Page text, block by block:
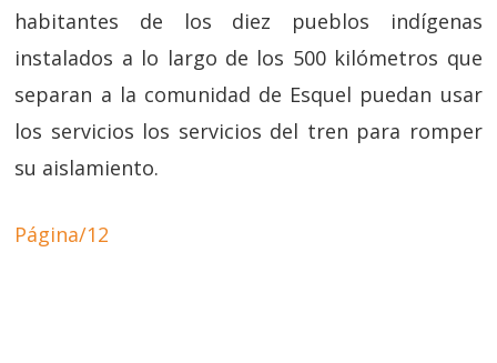
habitantes de los diez pueblos indígenas
instalados a lo largo de los 500 kilómetros que
separan a la comunidad de Esquel puedan usar
los servicios los servicios del tren para romper
su aislamiento.
Página/12